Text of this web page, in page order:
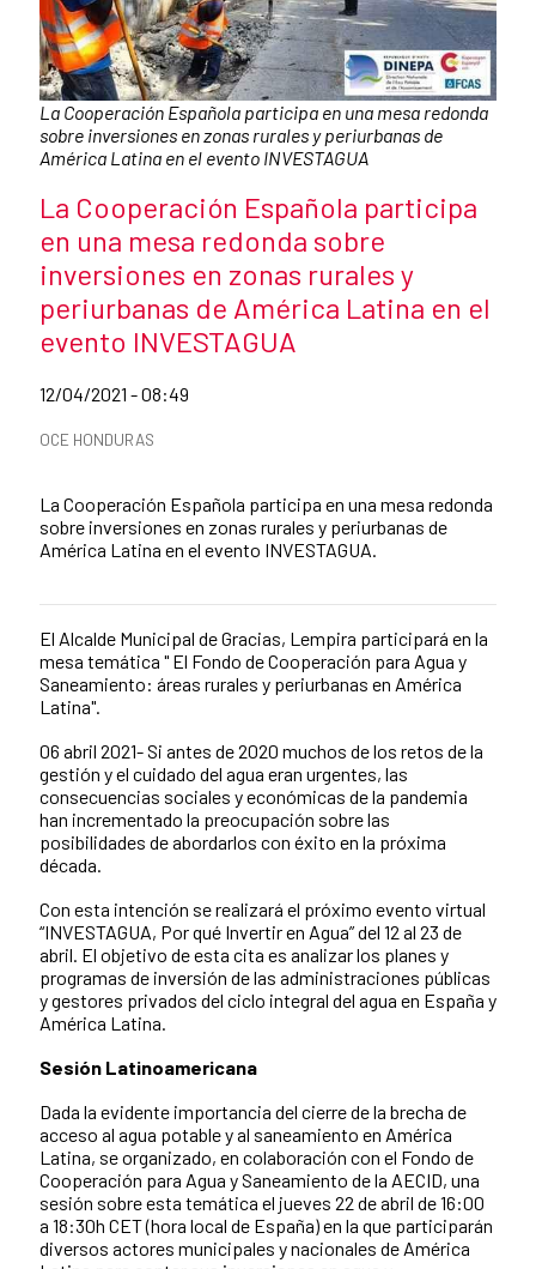
Caption:
La Cooperación Española participa en una mesa redonda
sobre inversiones en zonas rurales y periurbanas de
América Latina en el evento INVESTAGUA
News title
La Cooperación Española participa
en una mesa redonda sobre
inversiones en zonas rurales y
periurbanas de América Latina en el
evento INVESTAGUA
Date of publication of the news item
12/04/2021 - 08:49
News categories
OCE HONDURAS
La Cooperación Española participa en una mesa redonda
sobre inversiones en zonas rurales y periurbanas de
América Latina en el evento INVESTAGUA.
News content
El Alcalde Municipal de Gracias, Lempira participará en la
mesa temática " El Fondo de Cooperación para Agua y
Saneamiento: áreas rurales y periurbanas en América
Latina".
06 abril 2021- Si antes de 2020 muchos de los retos de la
gestión y el cuidado del agua eran urgentes, las
consecuencias sociales y económicas de la pandemia
han incrementado la preocupación sobre las
posibilidades de abordarlos con éxito en la próxima
década.
Con esta intención se realizará el próximo evento virtual
“INVESTAGUA, Por qué Invertir en Agua” del 12 al 23 de
abril. El objetivo de esta cita es analizar los planes y
programas de inversión de las administraciones públicas
y gestores privados del ciclo integral del agua en España y
América Latina.
Sesión Latinoamericana
Dada la evidente importancia del cierre de la brecha de
acceso al agua potable y al saneamiento en América
Latina, se organizado, en colaboración con el Fondo de
Cooperación para Agua y Saneamiento de la AECID, una
sesión sobre esta temática el jueves 22 de abril de 16:00
a 18:30h CET (hora local de España) en la que participarán
diversos actores municipales y nacionales de América